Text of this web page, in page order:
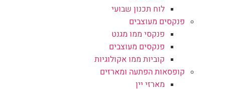
לוח תכנון שבועי
פנקסים מעוצבים
פנקסי ממו מגנט
פנקסים מעוצבים
קוביות ממו אקולוגיות
קופסאות הפתעה ומארזים
מארזי יין